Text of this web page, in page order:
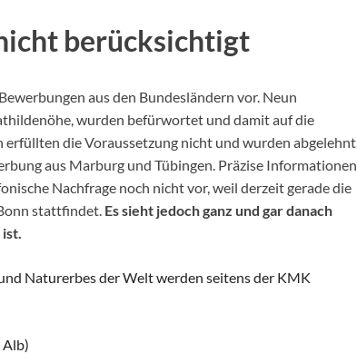
berücksichtigt
aus den Bundesländern vor. Neun
wurden befürwortet und damit auf die
erfüllten die Voraussetzung nicht und wurden abgelehnt.
aus Marburg und Tübingen. Präzise Informationen
Nachfrage noch nicht vor, weil derzeit gerade die
stattfindet. Es sieht jedoch ganz und gar danach
Naturerbes der Welt werden seitens der KMK